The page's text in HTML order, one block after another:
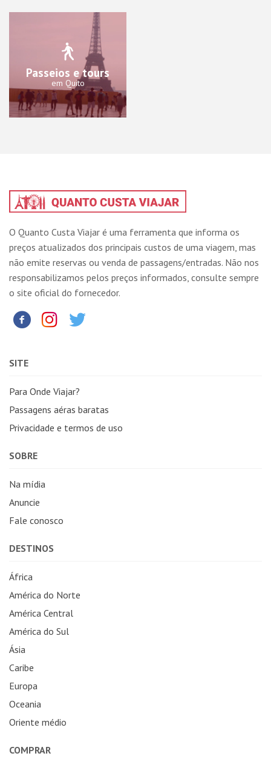
Passeios e tours
em Quito
O Quanto Custa Viajar é uma ferramenta que informa os
preços atualizados dos principais custos de uma viagem, mas
não emite reservas ou venda de passagens/entradas. Não nos
responsabilizamos pelos preços informados, consulte sempre
o site oficial do fornecedor.
SITE
Para Onde Viajar?
Passagens aéras baratas
Privacidade e termos de uso
SOBRE
Na mídia
Anuncie
Fale conosco
DESTINOS
África
América do Norte
América Central
América do Sul
Ásia
Caribe
Europa
Oceania
Oriente médio
COMPRAR